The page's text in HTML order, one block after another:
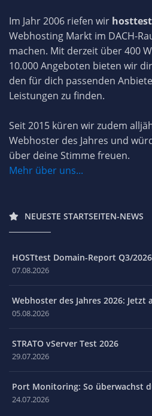
Im Jahr 2006 riefen wir hosttest
Webhosting Markt im DACH-
machen. Mit derzeit über 400
10.000 Angeboten bieten wir
den für dich passenden
Leistungen zu finden.
Seit 2015 küren wir zudem
Webhoster des Jahres und
über deine Stimme freuen.
Mehr über uns...
NEUESTE STARTSEITEN-NEWS
HOSTtest Domain-Report Q3/2026
07.08.2026
Webhoster des Jahres 2026: Jetzt
05.08.2026
STRATO vServer Test 2026
29.07.2026
Port Monitoring: So überwachst
24.07.2026